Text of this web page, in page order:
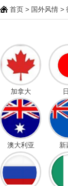
首页 > 国外风情 >
加拿大
澳大利亚 新